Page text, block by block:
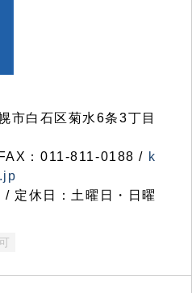
白石区菊水6条3丁目
：011-811-0188 / k
定休日：土曜日・日曜